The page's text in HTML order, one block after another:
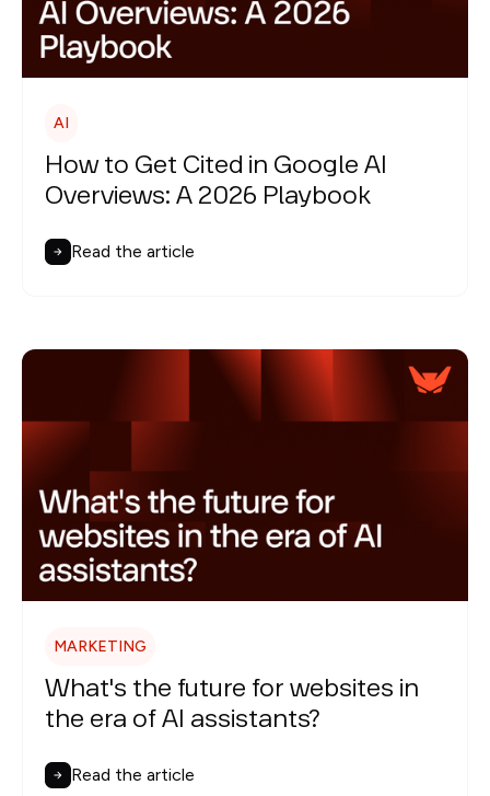
AI
How to Get Cited in Google AI
Overviews: A 2026 Playbook
Read the article
MARKETING
What's the future for websites in
the era of AI assistants?
Read the article